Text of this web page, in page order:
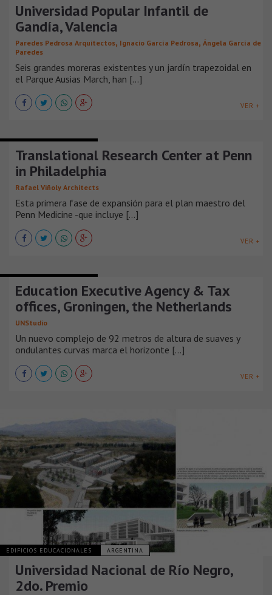
Universidad Popular Infantil de
Gandía, Valencia
Paredes Pedrosa Arquitectos, Ignacio García Pedrosa, Ángela García de
Paredes
Seis grandes moreras existentes y un jardín trapezoidal en
el Parque Ausias March, han [...]
VER +
Translational Research Center at Penn
in Philadelphia
Rafael Viñoly Architects
Esta primera fase de expansión para el plan maestro del
Penn Medicine -que incluye [...]
VER +
Education Executive Agency & Tax
offices, Groningen, the Netherlands
UNStudio
Un nuevo complejo de 92 metros de altura de suaves y
ondulantes curvas marca el horizonte [...]
VER +
EDIFICIOS EDUCACIONALES ARGENTINA
Universidad Nacional de Río Negro,
2do. Premio